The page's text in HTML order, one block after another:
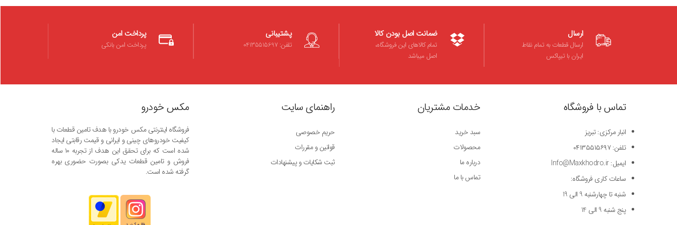
پرداخت امن
پرداخت امن بانکی
پشتیبانی
تلفن: 04135515697
ضمانت اصل بودن کالا
تمام کالاهای این فروشگاه،
اصل میباشد
ارسال
ارسال قطعات به تمام نقاط
ایران با تیپاکس
مکس خودرو
فروشگاه اینترنتی مکس خودرو با هدف تامین قطعات با
کیفیت خودروهای چینی و ایرانی و قیمت رقابتی ایجاد
شده است که برای تحقق این هدف از تجربه ۱۰ ساله
فروش و تامین قطعات یدکی بصورت حضوری بهره
گرفته شده است.
راهنمای سایت
حریم خصوصی
قوانین و مقررات
ثبت شکایات و پیشنهادات
خدمات مشتریان
سبد خرید
محصولات
درباره ما
تماس با ما
تماس با فروشگاه
انبار مرکزی: تبریز
تلفن: ۰۴۱۳۵۵۱۵۶۹۷
ایمیل: Info@Maxkhodro.ir
ساعات کاری فروشگاه:
شنبه تا چهارشنبه 9 الی 19
پنج شنبه 9 الی 14